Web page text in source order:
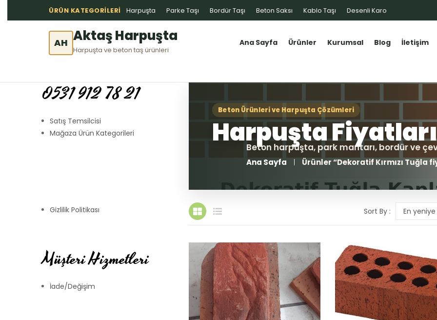
ÜRÜN KATEGORILERI Harpuşta Parke Taşı Bordür Taşı Beton Saksı Kablo Taşı Desenli Karo
AH Aktaş Harpuşta
Harpuşta ve beton taş ürünleri
Ana Sayfa Ürünler Kurumsal Blog İletişim
0531 912 78 21
Satış Temsilcisi
Mağaza Ürün Kategorileri
Gizlilik Politikası
Müşteri Hizmetleri
İade/Değişim
Ana Sayfa Ürünler “Dekoratif Kırmızı Tuğla
Sort By : En yeniye